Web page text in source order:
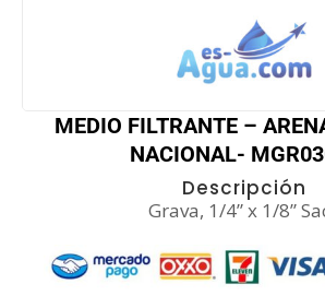
MEDIO FILTRANTE –
NACIONAL-
Descripción
Grava, 1/4” x 1/8”